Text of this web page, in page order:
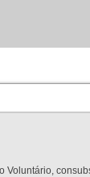
Voluntário,